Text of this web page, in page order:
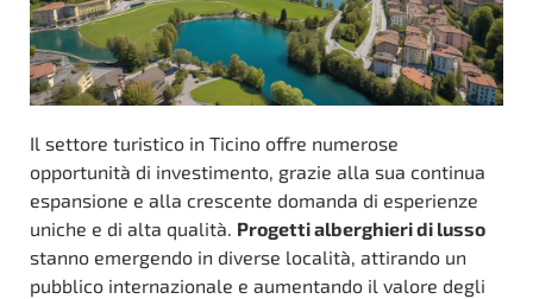
Il settore turistico in Ticino offre numerose
opportunità di investimento, grazie alla sua continua
espansione e alla crescente domanda di esperienze
uniche e di alta qualità. Progetti alberghieri di lusso
stanno emergendo in diverse località, attirando un
pubblico internazionale e aumentando il valore degli